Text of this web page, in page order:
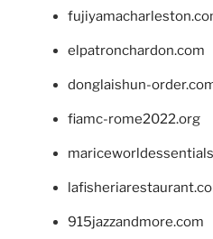
elpatronchardon.com
donglaishun-
fiamc-rome2022.org
915jazzandmore.com